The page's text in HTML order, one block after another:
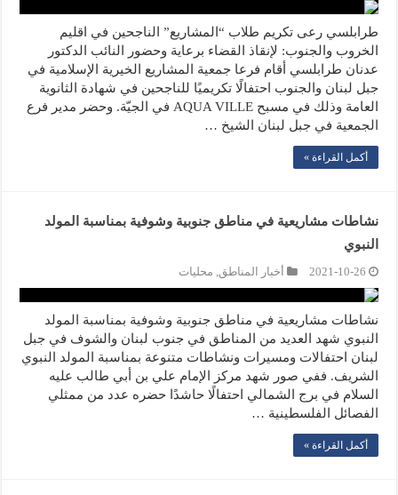
طرابلسي رعى تكريم طلاب “المشاريع” الناجحين في اقليم
الخروب والجنوب: لإنقاذ القضاء برعاية وحضور النائب الدكتور
عدنان طرابلسي أقام فرعا جمعية المشاريع الخيرية الإسلامية في
جبل لبنان والجنوب احتفالًا تكريميًا للناجحين في شهادة الثانوية
العامة وذلك في مسبح AQUA VILLE في الجيّة. وحضر مدير فرع
الجمعية في جبل لبنان الشيخ …
أكمل القراءة »
نشاطات مشاريعية في مناطق جنوبية وشوفية بمناسبة المولد
النبوي
2021-10-26 أخبار المناطق محليات
نشاطات مشاريعية في مناطق جنوبية وشوفية بمناسبة المولد
النبوي شهد العديد من المناطق في جنوب لبنان والشوف في جبل
لبنان احتفالات ومسيرات ونشاطات متنوعة بمناسبة المولد النبوي
الشريف. ففي صور شهد مركز الإمام علي بن أبي طالب عليه
السلام في برج الشمالي احتفالًا حاشدًا حضره عدد من ممثلي
الفصائل الفلسطينية …
أكمل القراءة »